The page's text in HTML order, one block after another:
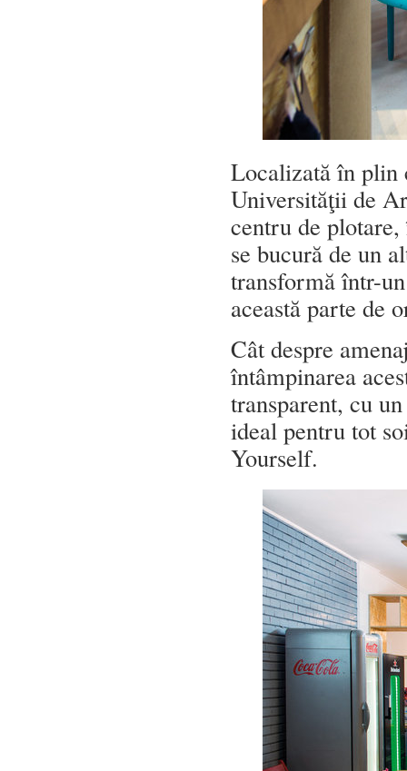
Localizată în plin
Universităţii de
centru de
se bucură de un
transformă într-
această parte de
Cât despre
întâmpinarea
transparent, cu
ideal pentru tot
Yourself.